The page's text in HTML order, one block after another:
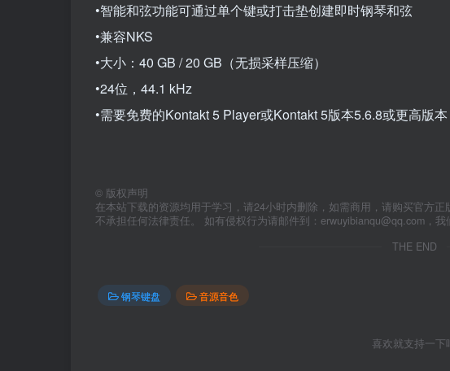
•智能和弦功能可通过单个键或打击垫创建即时钢琴和弦
•兼容NKS
•大小：40 GB / 20 GB（无损采样压缩）
•24位，44.1 kHz
•需要免费的Kontakt 5 Player或Kontakt 5版本5.6.8或更高版本
© 版权声明
在本站下载的资源均用于学习，请24小时内删除，如需商用，请购买官方
不承担任何法律责任。 如有侵权行为请邮件到：erwuyibianqu@qq.com，
THE END
钢琴键盘 音源音色
喜欢就支持一下